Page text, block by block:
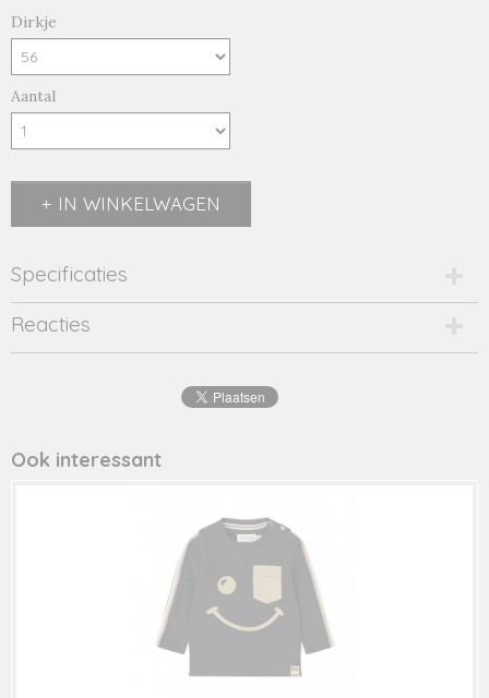
Dirkje
Aantal
IN WINKELWAGEN
Specificaties
Productcode
Q52574-21502
Reacties
Ook interessant